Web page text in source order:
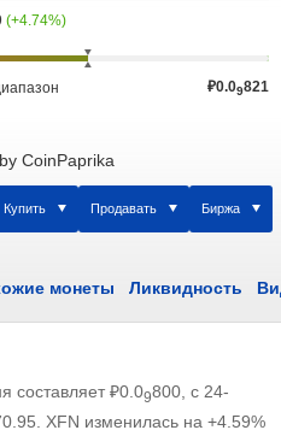
(+4.74%)
₽0.09821
CoinPaprika
Купить Продавать Биржа
монеты Ликвидность
составляет₽0.09800 , с 24-
. XFN изменилась на +4.59%